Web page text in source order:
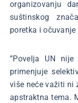
organizovanju
suštinskog
poretka i
”Povelja UN
primenjuje
više neće važiti ni
apstraktna tema.